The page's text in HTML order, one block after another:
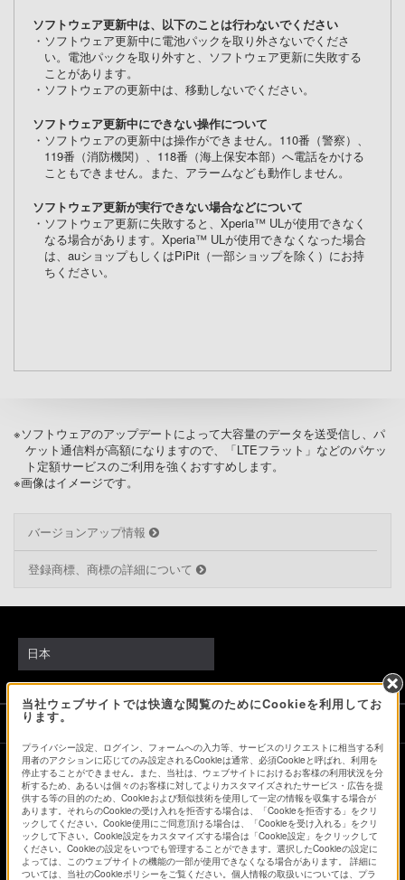
ソフトウェア更新中は、以下のことは行わないでください
・ソフトウェア更新中に電池パックを取り外さないでくださ
い。電池パックを取り外すと、ソフトウェア更新に失敗する
ことがあります。
・ソフトウェアの更新中は、移動しないでください。
ソフトウェア更新中にできない操作について
・ソフトウェアの更新中は操作ができません。110番（警察）、
119番（消防機関）、118番（海上保安本部）へ電話をかける
こともできません。また、アラームなども動作しません。
ソフトウェア更新が実行できない場合などについて
・ソフトウェア更新に失敗すると、Xperia™ ULが使用できなく
なる場合があります。Xperia™ ULが使用できなくなった場合
は、auショップもしくはPiPit（一部ショップを除く）にお持
ちください。
※ソフトウェアのアップデートによって大容量のデータを送受信し、パ
ケット通信料が高額になりますので、「LTEフラット」などのパケッ
ト定額サービスのご利用を強くおすすめします。
※画像はイメージです。
バージョンアップ情報
登録商標、商標の詳細について
当社ウェブサイトでは快適な閲覧のためにCookieを利用してお
ります。
プライバシー設定、ログイン、フォームへの入力等、サービスのリクエストに相当する利
用者のアクションに応じてのみ設定されるCookieは通常、必須Cookieと呼ばれ、利用を
停止することができません。また、当社は、ウェブサイトにおけるお客様の利用状況を分
析するため、あるいは個々のお客様に対してよりカスタマイズされたサービス・広告を提
供する等の目的のため、Cookieおよび類似技術を使用して一定の情報を収集する場合が
あります。それらのCookieの受け入れを拒否する場合は、「Cookieを拒否する」をクリ
ックしてください。Cookie使用にご同意頂ける場合は、「Cookieを受け入れる」をクリ
ックして下さい。Cookie設定をカスタマイズする場合は「Cookie設定」をクリックして
ください。Cookieの設定をいつでも管理することができます。選択したCookieの設定に
よっては、このウェブサイトの機能の一部が使用できなくなる場合があります。 詳細に
ついては、当社のCookieポリシーをご覧ください。個人情報の取扱いについては、プラ
日本
ソニーストアでのお買い物にあたって
会社情報 採用情報 特約店のご案内
ニュースリリース
環境情報
My Sony 利用規約